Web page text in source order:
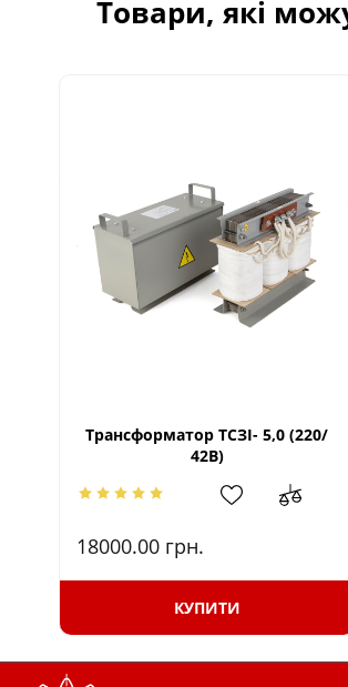
Товари, які
Трансформатор ТСЗІ- 5,0 (220/
42В)
18000.00 грн.
КУПИТИ